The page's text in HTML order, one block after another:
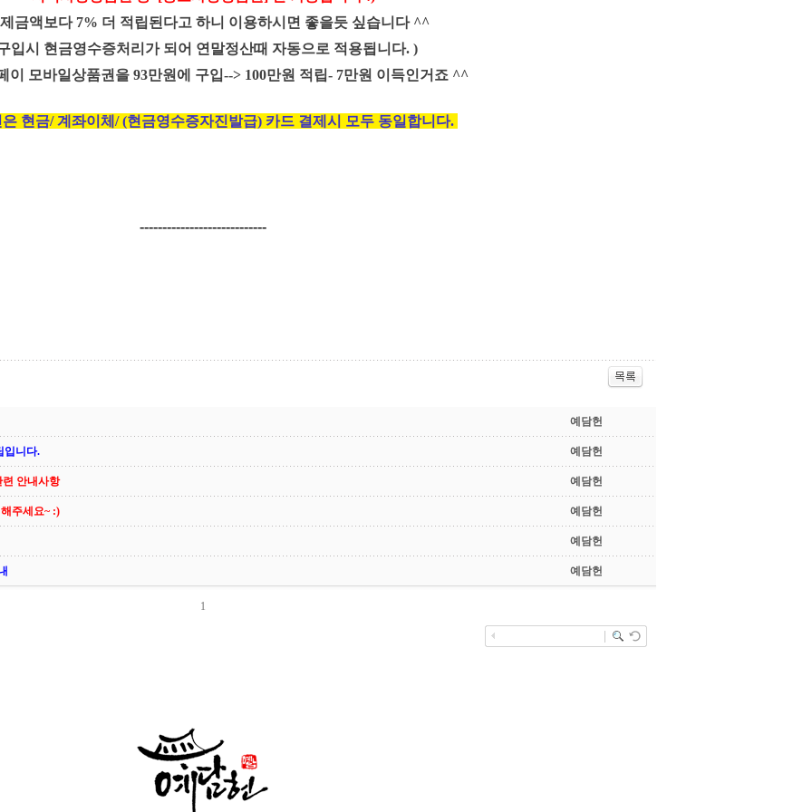
금액보다 7% 더 적립된다고 하니 이용하시면 좋을듯 싶습니다 ^^
입시 현금영수증처리가 되어 연말정산때 자동으로 적용됩니다. )
이 모바일상품권을 93만원에 구입--> 100만원 적립- 7만원 이득인거죠 ^^
현금/ 계좌이체/ (현금영수증자진발급) 카드 결제시 모두 동일합니다.
----------------------------
예담헌
입니다. 예담헌
안내사항 예담헌
주세요~ :) 예담헌
예담헌
예담헌
1